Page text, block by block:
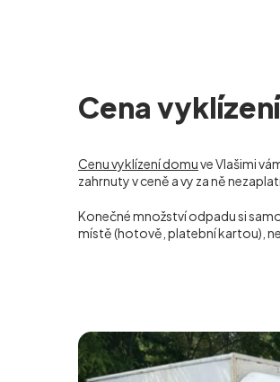
Cena
Cenu vyklízení domuve Vlašimi
zahrnuty v ceně a vy za ně
Konečné množství odpadu si
místě (hotově, platební kartou),